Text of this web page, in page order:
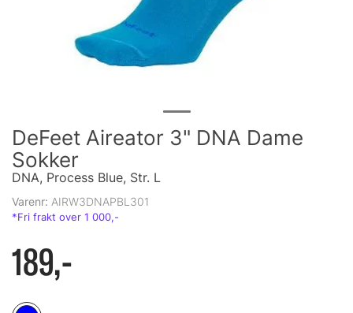
DeFeet Aireator 3" DNA Dame
Sokker
DNA, Process Blue, Str. L
Varenr: AIRW3DNAPBL301
189,-